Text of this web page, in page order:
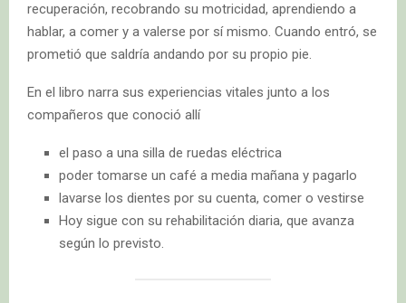
recuperación, recobrando su motricidad, aprendiendo a
hablar, a comer y a valerse por sí mismo. Cuando entró, se
prometió que saldría andando por su propio pie.
En el libro narra sus experiencias vitales junto a los
compañeros que conoció allí
el paso a una silla de ruedas eléctrica
poder tomarse un café a media mañana y pagarlo
lavarse los dientes por su cuenta, comer o vestirse
Hoy sigue con su rehabilitación diaria, que avanza
según lo previsto.